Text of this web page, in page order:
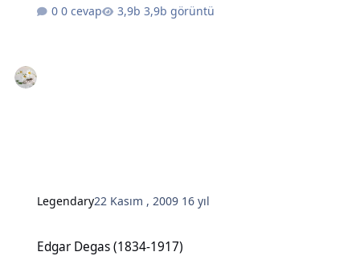
0 cevap
3,9b görüntü
Legendary22 Kasım , 2009 16 yıl
Edgar Degas (1834-1917)